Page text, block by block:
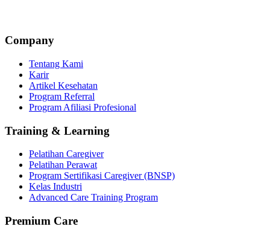
Company
Tentang Kami
Karir
Artikel Kesehatan
Program Referral
Program Afiliasi Profesional
Training & Learning
Pelatihan Caregiver
Pelatihan Perawat
Program Sertifikasi Caregiver (BNSP)
Kelas Industri
Advanced Care Training Program
Premium Care